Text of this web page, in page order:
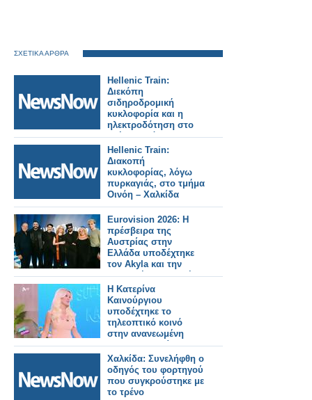
ΣΧΕΤΙΚΑ ΑΡΘΡΑ
Hellenic Train:
Διεκόπη
σιδηροδρομική
κυκλοφορία και η
ηλεκτροδότηση στο
τμήμα Οινόη –
Χαλκίδα, εξαιτίας
πυρκαγιάς.
Hellenic Train:
Διακοπή
κυκλοφορίας, λόγω
πυρκαγιάς, στο τμήμα
Οινόη – Χαλκίδα
Eurovision 2026: Η
πρέσβειρα της
Αυστρίας στην
Ελλάδα υποδέχτηκε
τον Akyla και την
ελληνική αποστολή
σε μια ξεχωριστή
εκδήλωση
H Κατερίνα
Καινούργιου
υποδέχτηκε το
τηλεοπτικό κοινό
στην ανανεωμένη
«Super Κατερίνα»
Χαλκίδα: Συνελήφθη ο
οδηγός του φορτηγού
που συγκρούστηκε με
το τρένο